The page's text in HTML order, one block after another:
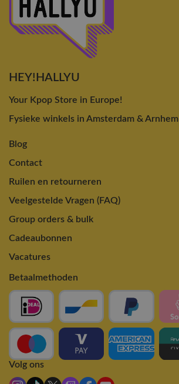
HEY!HALLYU
Your Kpop Store in Europe!
Fysieke winkels in Amsterdam & Arnhem
Blog
Contact
Ruilen en retourneren
Veelgestelde Vragen (FAQ)
Group orders & bulk
Cadeaubonnen
Vacatures
Betaalmethoden
Volg ons